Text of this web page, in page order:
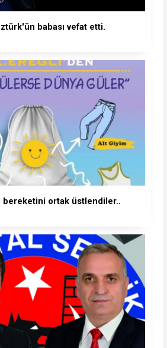
babası vefat etti.
bereketini ortak üstlendiler..